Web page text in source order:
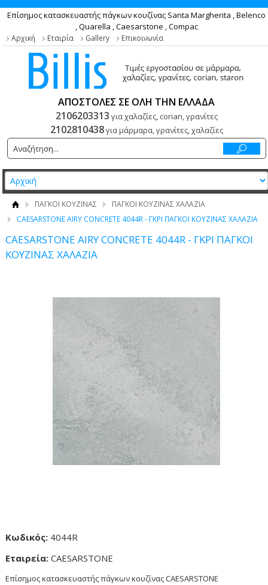
Επίσημος κατασκευαστής πάγκων κουζίνας Santa Margherita , Belenco
, Quarella , Caesarstone , Compac
Αρχική Εταιρία Gallery Επικοινωνία
ΑΠΟΣΤΟΛΕΣ ΣΕ ΟΛΗ ΤΗΝ ΕΛΛΑΔΑ
2106203313 για χαλαζίες, corian, γρανίτες
2102810438για μάρμαρα, γρανίτες, χαλαζίες
ΠΑΓΚΟΙ ΚΟΥΖΙΝΑΣ
ΠΑΓΚΟΙ ΚΟΥΖΙΝΑΣ ΧΑΛΑΖΙΑ
CAESARSTONE AIRY CONCRETE 4044R - ΓΚΡΙ ΠΑΓΚΟΙ ΚΟΥΖΙΝΑΣ ΧΑΛΑΖΙΑ
CAESARSTONE AIRY CONCRETE 4044R - ΓΚΡΙ ΠΑΓΚΟΙ
ΚΟΥΖΙΝΑΣ ΧΑΛΑΖΙΑ
Κωδικός:4044R
Εταιρεία:CAESARSTONE
Επίσημος κατασκευαστής πάγκων κουζίνας CAESARSTONE